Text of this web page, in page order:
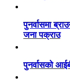
पुनर्वासमा
जना पक्राउ
पुनर्वासको